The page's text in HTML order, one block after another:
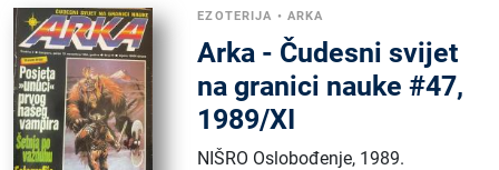
EZOTERIJA • ARKA
Arka - Čudesni svijet
na granici nauke #47,
1989/XI
NIŠRO Oslobođenje, 1989.